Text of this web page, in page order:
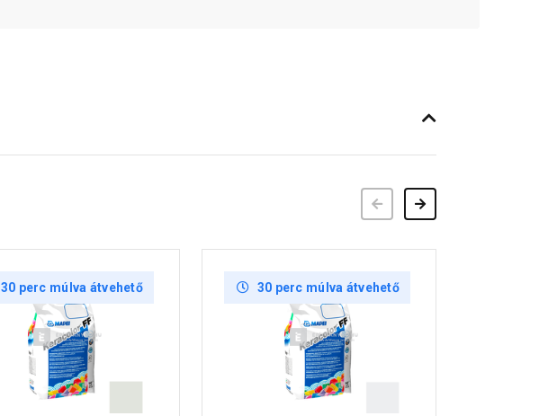
Előző Következő
30 perc múlva átvehető 30 perc múlva átvehető